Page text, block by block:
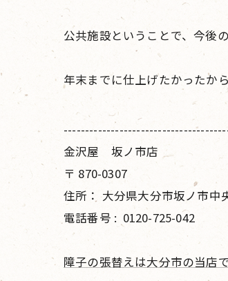
公共施設ということで、今後
年末までに仕上げたかったか
金沢屋 坂ノ市店
〒 870-0307
住所：大分県大分市坂ノ市中
電話番号 : 0120-725-042
障子の張替えは大分市の当店で